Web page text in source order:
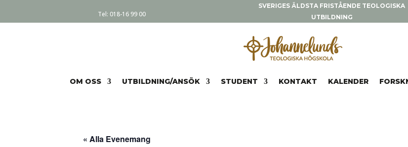
Tel: 018-16 99 00
SVERIGES ÄLDSTA FRISTÅENDE TEOLOGISKA
UTBILDNING
OM OSS UTBILDNING/ANSÖK STUDENT KONTAKT KALENDER
« Alla Evenemang